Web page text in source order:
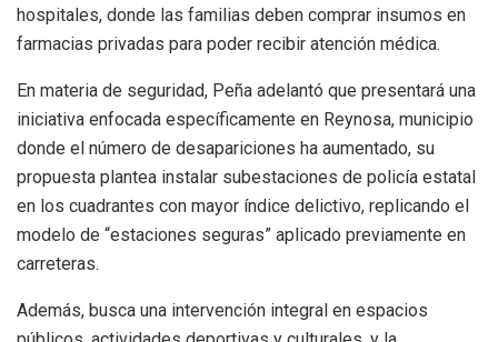
hospitales, donde las familias deben comprar insumos en
farmacias privadas para poder recibir atención médica.
En materia de seguridad, Peña adelantó que presentará una
iniciativa enfocada específicamente en Reynosa, municipio
donde el número de desapariciones ha aumentado, su
propuesta plantea instalar subestaciones de policía estatal
en los cuadrantes con mayor índice delictivo, replicando el
modelo de “estaciones seguras” aplicado previamente en
carreteras.
Además, busca una intervención integral en espacios